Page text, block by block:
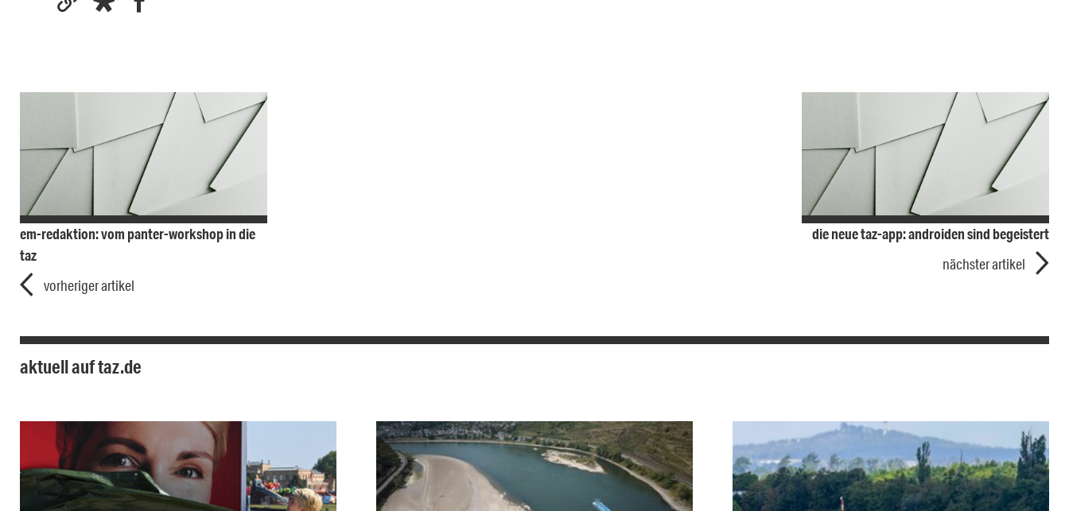
em-redaktion: vom panter-workshop in die
taz
vorheriger artikel
die neue taz-app: androiden sind begeistert
nächster artikel
aktuell auf taz.de